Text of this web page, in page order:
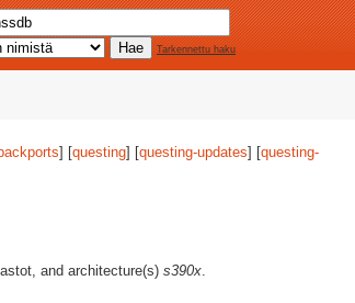
Tarkennettu haku
] [questing] [questing-updates] [questing-
and architecture(s) s390x.